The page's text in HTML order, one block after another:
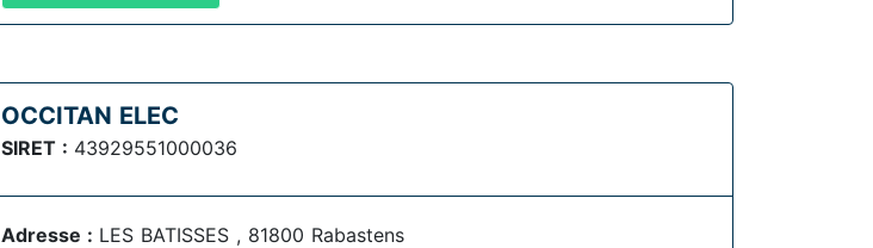
OCCITAN ELEC
SIRET : 43929551000036
Adresse : LES BATISSES , 81800 Rabastens